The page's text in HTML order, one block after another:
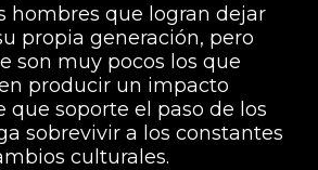
hombres que logran dejar
propia generación, pero
son muy pocos los que
producir un impacto
que soporte el paso de los
sobrevivir a los constantes
culturales.